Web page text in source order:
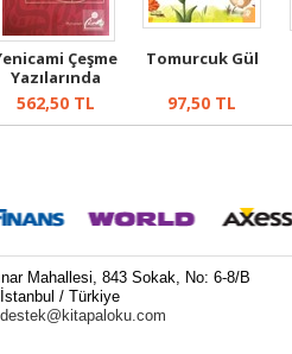
Çeşme
Yazılarında
Anatomi
562,50TL
Tomurcuk Gül
97,50 TL
Mahallesi, 843 Sokak, No: 6-8/B
/ Türkiye
destek@kitapaloku.com